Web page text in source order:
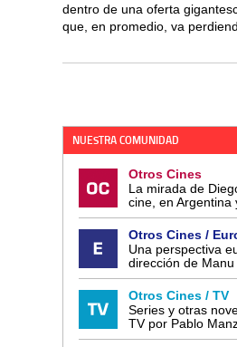
dentro de una oferta
que, en promedio, va
NUESTRA COMUNIDAD
Otros Cines
La mirada de
cine, en Argentina
Otros Cines /
Una perspectiva
dirección de Manu
Otros Cines / TV
Series y otras
TV por Pablo